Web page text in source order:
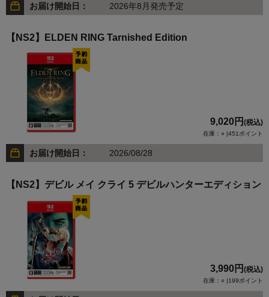
お届け開始日： 2026年8月発売予定
【NS2】ELDEN RING Tarnished Edition
9,020円 (税込)
在庫：○ |451ポイント
お届け開始日： 2026/08/28
【NS2】デビル メイ クライ 5 デビルハンターエディション
3,990円 (税込)
在庫：○ |199ポイント